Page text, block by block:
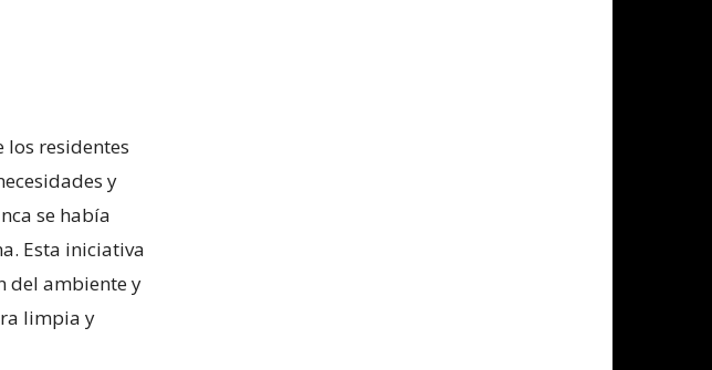
residentes
y
se había
Esta iniciativa
del ambiente y
limpia y